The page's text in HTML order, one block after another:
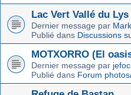
Lac Vert Vallé du Lys
Dernier message par
Publié dans Discussions
MOTXORRO (El
Dernier message par
Publié dans Forum